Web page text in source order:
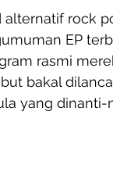
alternatif rock
EP
rasmi
bakal
yang dinanti-